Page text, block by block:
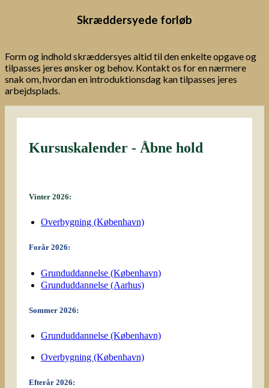
Skræddersyede forløb
Form og indhold skræddersyes altid til den enkelte opgave og
tilpasses jeres ønsker og behov. Kontakt os for en nærmere
snak om, hvordan en introduktionsdag kan tilpasses jeres
arbejdsplads.
Kursuskalender - Åbne hold
Vinter 2026:
Overbygning (København)
Forår 2026:
Grunduddannelse (København)
Grunduddannelse (Aarhus)
Sommer 2026:
Grunduddannelse (København)
Overbygning (København)
Efterår 2026: